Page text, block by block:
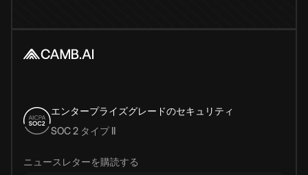
エンタープライズグレードのセキュリティ
SOC 2 タイプ II
ニュースレターを購読する